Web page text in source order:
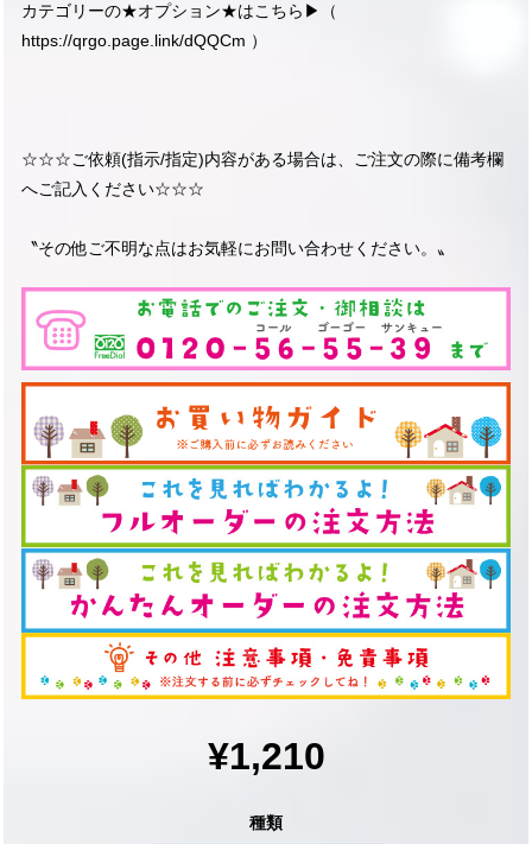
カテゴリーの★オプション★はこちら▶︎（
https://qrgo.page.link/dQQCm ）
☆☆☆ご依頼(指示/指定)内容がある場合は、ご注文の際に備考欄
へご記入ください☆☆☆
〝その他ご不明な点はお気軽にお問い合わせください。〟
¥1,210
種類